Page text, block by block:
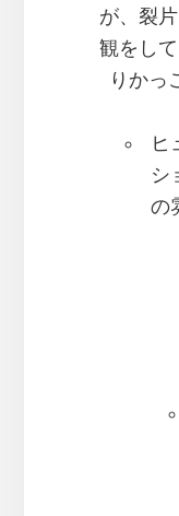
が、裂
観をし
りかっ
ヒ
シ
の